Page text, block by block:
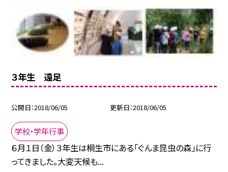
３年生 遠足
公開日 2018/06/05 更新日 2018/06/05
学校・学年行事
６月１日（金）３年生は桐生市にある「ぐんま昆虫の森」に行
ってきました。大変天候も...